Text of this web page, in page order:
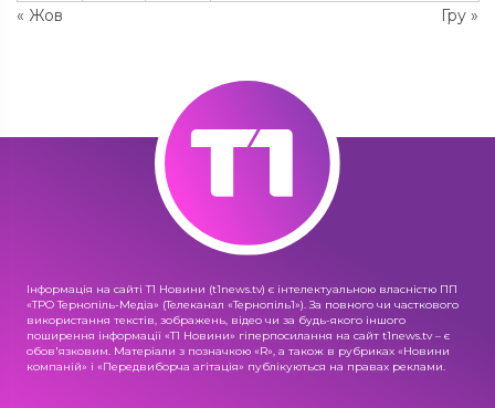
« Жов Гру »
Інформація на сайті Т1 Новини (t1news.tv) є інтелектуальною власністю ПП
«ТРО Тернопіль-Медіа» (Телеканал «Тернопіль1»). За повного чи часткового
використання текстів, зображень, відео чи за будь-якого іншого
поширення інформації «Т1 Новини» гіперпосилання на сайт t1news.tv – є
обов'язковим. Матеріали з позначкою «R», а також в рубриках «Новини
компаній» і «Передвиборча агітація» публікуються на правах реклами.